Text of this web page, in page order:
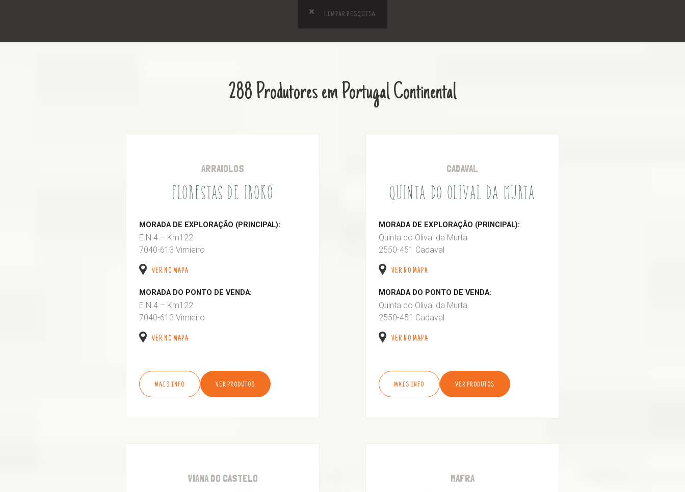
LIMPAR PESQUISA
288 Produtores em Portugal Continental
ARRAIOLOS
FLORESTAS DE IROKO
MORADA DE EXPLORAÇÃO (PRINCIPAL):
E.N.4 – Km122
7040-613 Vimieiro
VER NO MAPA
MORADA DO PONTO DE VENDA:
E.N.4 – Km122
7040-613 Vimieiro
VER NO MAPA
MAIS INFO VER PRODUTOS
CADAVAL
QUINTA DO OLIVAL DA MURTA
MORADA DE EXPLORAÇÃO (PRINCIPAL):
Quinta do Olival da Murta
2550-451 Cadaval
VER NO MAPA
MORADA DO PONTO DE VENDA:
Quinta do Olival da Murta
2550-451 Cadaval
VER NO MAPA
MAIS INFO VER PRODUTOS
VIANA DO CASTELO MAFRA